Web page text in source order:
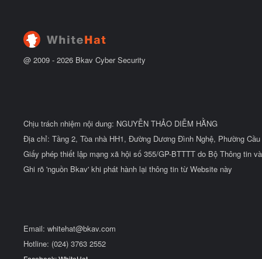
@ 2009 - 2026 Bkav Cyber Security
Chịu trách nhiệm nội dung: NGUYỄN THẢO DIỄM HẰNG
Địa chỉ: Tầng 2, Tòa nhà HH1, Đường Dương Đình Nghệ, Phường
Giấy phép thiết lập mạng xã hội số 355/GP-BTTTT do Bộ Thông tin
Ghi rõ 'nguồn Bkav' khi phát hành lại thông tin từ Website này
Email: whitehat@bkav.com
Hotline: (024) 3763 2552